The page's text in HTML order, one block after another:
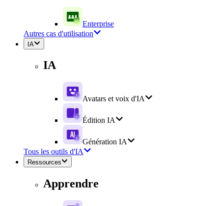
Enterprise
Autres cas d'utilisation
IA
IA
Avatars et voix d'IA
Édition IA
Génération IA
Tous les outils d'IA
Ressources
Apprendre